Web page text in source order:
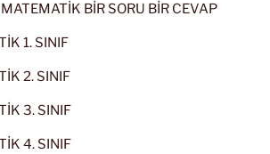
BİR SORU BİR CEVAP
1. SINIF
2. SINIF
3. SINIF
4. SINIF